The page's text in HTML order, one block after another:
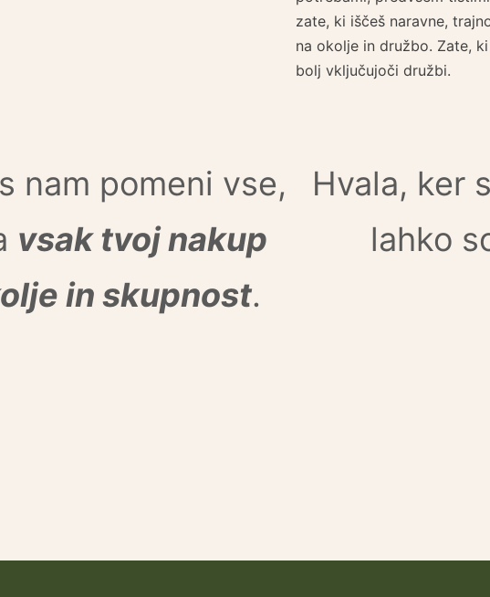
zate, ki iščeš naravne,
na okolje in družbo. Zate,
bolj vključujoči družbi.
nam pomeni vse,
vsak tvoj nakup
in skupnost.
Hvala, ker
lahko